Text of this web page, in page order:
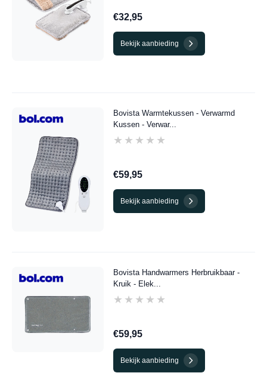
€32,95
Bekijk aanbieding
Bovista Warmtekussen - Verwarmd
Kussen - Verwar...
★★★★★
★★★★★
€59,95
Bekijk aanbieding
Bovista Handwarmers Herbruikbaar -
Kruik - Elek...
★★★★★
★★★★★
€59,95
Bekijk aanbieding